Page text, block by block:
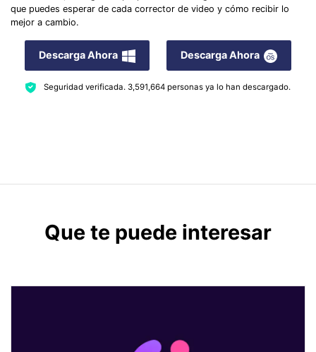
que puedes esperar de cada corrector de video y cómo recibir lo
mejor a cambio.
Descarga Ahora Descarga Ahora
Seguridad verificada. 3,591,664personas ya lo han descargado.
Que te puede interesar